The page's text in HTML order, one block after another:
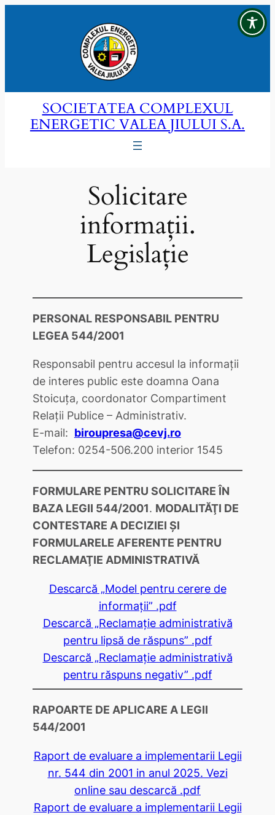
SOCIETATEA COMPLEXUL
ENERGETIC VALEA JIULUI S.A.
Solicitare
informații.
Legislație
PERSONAL RESPONSABIL PENTRU
LEGEA 544/2001
Responsabil pentru accesul la informații
de interes public este doamna Oana
Stoicuţa, coordonator Compartiment
Relații Publice – Administrativ.
E-mail: biroupresa@cevj.ro
Telefon: 0254-506.200 interior 1545
FORMULARE PENTRU SOLICITARE ÎN
BAZA LEGII 544/2001. MODALITĂŢI DE
CONTESTARE A DECIZIEI ŞI
FORMULARELE AFERENTE PENTRU
RECLAMAŢIE ADMINISTRATIVĂ
Descarcă „Model pentru cerere de
informaţii” .pdf
Descarcă „Reclamaţie administrativă
pentru lipsă de răspuns” .pdf
Descarcă „Reclamaţie administrativă
pentru răspuns negativ” .pdf
RAPOARTE DE APLICARE A LEGII
544/2001
Raport de evaluare a implementarii Legii
nr. 544 din 2001 in anul 2025. Vezi
online sau descarcă .pdf
Raport de evaluare a implementarii Legii